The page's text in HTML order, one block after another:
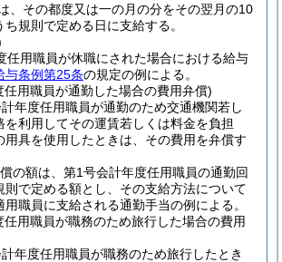
、その都度又は一の月の分をその翌月の10
ち規則で定める日に支給する。
任用職員が休職にされた場合における給与
与条例第25条の規定の例による。
用職員が通勤した場合の費用弁償)
年度任用職員が通勤のため交通機関若し
を利用してその運賃若しくは料金を負担
用具を使用したときは、その費用を弁償す
の額は、第1号会計年度任用職員の通勤回
則で定める額とし、その支給方法について
用職員に支給される通勤手当の例による。
用職員が職務のため旅行した場合の費用
年度任用職員が職務のため旅行したとき